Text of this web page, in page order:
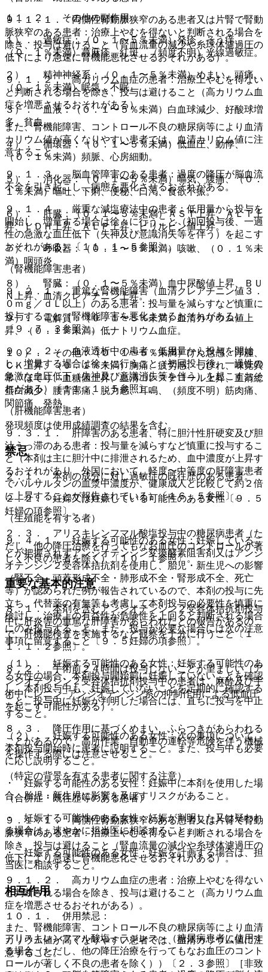
９．１．１． 両側性腎動脈狭窄のある患者又は片腎で腎動
脈狭窄のある患者：治療上やむを得ないと判断される場合を
除き、投与は避けること（腎血流量の減少や糸球体濾過圧の
低下により急速に腎機能悪化させるおそれがある）。
９．１．２． 高カリウム血症の患者：治療上やむを得ない
と判断される場合を除き、投与は避けること（高カリウム血
症を増悪させるおそれがある）。
また、腎機能障害、コントロール不良の糖尿病等により血清
カリウム値が高くなりやすい患者では、血清カリウム値に注
意すること。
９．１．３． 脳血管障害のある患者：過度の降圧が脳血流
不全を引き起こし、病態を悪化させるおそれがある。
９．１．４． 厳重な減塩療法中の患者：低用量から投与を
開始し、増量する場合は徐々に行うこと（初回投与後、一過
性の急激な血圧低下（失神及び意識消失等を伴う）を起こす
おそれがある）〔１１．１．５参照〕。
（腎機能障害患者）
９．２．１． 重篤な腎機能障害（血清クレアチニン値３．
０ｍｇ／ｄＬ以上）のある患者：投与量を減らすなど慎重に
投与すること（腎機能障害を悪化させるおそれがある）
〔９．７．３参照〕。
９．２．２． 血液透析中の患者：低用量から投与を開始
し、増量する場合は徐々に行うこと（初回投与後、一過性の
急激な血圧低下（失神及び意識消失等を伴う）を起こすおそ
れがある）〔１１．１．５参照〕。
（肝機能障害患者）
９．３．１． 肝障害のある患者、特に胆汁性肝硬変及び胆
汁うっ滞のある患者：投与量を減らすなど慎重に投与するこ
と（本剤は主に胆汁中に排泄されるため、血中濃度が上昇す
るおそれがあり、外国において、軽度〜中等度の肝障害患者
でバルサルタンの血漿中濃度が、健康成人と比較して約２倍
に上昇することが報告されている）〔１６．５参照〕。
（生殖能を有する者）
９．４．１． 妊娠する可能性のある女性：妊娠しているこ
とが把握されずアンジオテンシン変換酵素阻害剤又はアンジ
オテンシン２受容体拮抗剤を使用し、胎児・新生児への影響
（腎不全、頭蓋形成不全・肺形成不全・腎形成不全、死亡
等）が認められた例が報告されているので、本剤の投与に先
立ち、代替薬の有無等も考慮して本剤投与の必要性を慎重に
検討し、治療上の有益性が危険性を上回ると判断される場合
にのみ投与すること。また、投与が必要な場合には次の注意
事項に留意すること〔９．５妊婦の項参照〕。
（１）． 妊娠する可能性のある女性：妊娠する可能性のあ
る女性の場合、本剤投与開始前に妊娠していないことを確認
し、本剤投与中も、妊娠していないことを定期的に確認する
こと。投与中に妊娠が判明した場合には、直ちに投与を中止
すること。
（２）． 妊娠する可能性のある女性：次の事項について、
本剤投与開始時に患者に説明すること。また、投与中も必要
に応じ説明すること。
・ 妊娠する可能性のある女性：妊娠中に本剤を使用した場
合、胎児・新生児に影響を及ぼすリスクがあること。
・ 妊娠する可能性のある女性：妊娠が判明した又は疑われ
る場合は、速やかに担当医に相談すること。
・ 妊娠する可能性のある女性：妊娠を計画する場合は、担
当医に相談すること。
相互作用
１０．１． 併用禁忌：
アリスキレンフマル酸塩＜ラジレス＞（糖尿病患者に使用す
る場合（ただし、他の降圧治療を行ってもなお血圧のコント
ロールが著しく不良の患者を除く））〔２．３参照〕［非致
１１．２． その他の副作用
１）． 過敏症：（０．１〜５％未満）発疹、そう痒、
（０．１％未満）蕁麻疹、紅斑、（頻度不明）光線過敏症。
２）． 精神神経系：（０．１〜５％未満）めまい、頭痛、
（０．１％未満）眠気、不眠。
３）． 血液：（０．１〜５％未満）白血球減少、好酸球増
多、貧血。
４）． 循環器：（０．１〜５％未満）低血圧、動悸、
（０．１％未満）頻脈、心房細動。
５）． 消化器：（０．１〜５％未満）嘔気、腹痛、（０．
１％未満）嘔吐、下痢、便秘、口渇、食欲不振。
６）． 肝臓：（０．１〜５％未満）ＡＳＴ上昇、ＡＬＴ上
昇、ＬＤＨ上昇、ＡＬＰ上昇、ビリルビン値上昇。
７）． 呼吸器：（０．１〜５％未満）咳嗽、（０．１％未
満）咽頭炎。
８）． 腎臓：（０．１〜５％未満）血中尿酸値上昇、ＢＵ
Ｎ上昇、血清クレアチニン上昇。
９）． 電解質：（０．１〜５％未満）血清カリウム値上
昇、（０．１％未満）低ナトリウム血症。
１０）． その他：（０．１〜５％未満）けん怠感、浮腫、
ＣＫ上昇、（０．１％未満）胸痛、疲労感、しびれ、味覚異
常、ほてり、血糖値上昇、血清コレステロール上昇、血清総
蛋白減少、腰背部痛、脱力感、耳鳴、（頻度不明）筋肉痛、
関節痛、発熱。
発現頻度は使用成績調査の結果を含む。
禁忌
２．１． 本剤の成分に対し過敏症の既往歴のある患者。
２．２． 妊婦又は妊娠している可能性のある女性〔９．５
妊婦の項参照〕。
２．３． アリスキレンフマル酸塩投与中の糖尿病患者（た
だし、他の降圧治療を行ってもなお血圧のコントロールが著
しく不良の患者を除く）〔１０．１参照〕。
重要な基本的注意
８．１． 本剤を含むアンジオテンシン２受容体拮抗剤投与
中に肝炎等の重篤な肝障害があらわれたとの報告があるの
で、肝機能検査を実施するなど観察を十分に行うこと〔１
１．１．２参照〕。
８．２． 手術前２４時間は投与しないことが望ましい（ア
ンジオテンシン２受容体拮抗剤投与中の患者は、麻酔及び手
術中にレニン−アンジオテンシン系の抑制作用による低血圧
を起こす可能性がある）。
８．３． 降圧作用に基づくめまい、ふらつきがあらわれる
ことがあるので、高所作業、自動車の運転等危険を伴う機械
を操作する際には注意させること。
（特定の背景を有する患者に関する注意）
（合併症・既往歴等のある患者）
９．１．１． 両側性腎動脈狭窄のある患者又は片腎で腎動
脈狭窄のある患者：治療上やむを得ないと判断される場合を
除き、投与は避けること（腎血流量の減少や糸球体濾過圧の
低下により急速に腎機能悪化させるおそれがある）。
９．１．２． 高カリウム血症の患者：治療上やむを得ない
と判断される場合を除き、投与は避けること（高カリウム血
症を増悪させるおそれがある）。
また、腎機能障害、コントロール不良の糖尿病等により血清
カリウム値が高くなりやすい患者では、血清カリウム値に注
意すること。